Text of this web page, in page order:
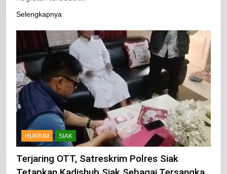
Kegiatan tersebut…
HUKRIM SIAK
Terjaring OTT, Satreskrim Polres Siak